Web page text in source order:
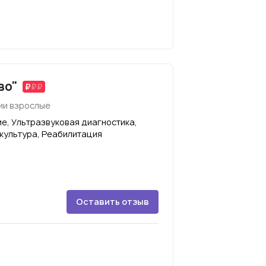
взрослые
Ультразвуковая диагностика,
Реабилитация
Оставить отзыв